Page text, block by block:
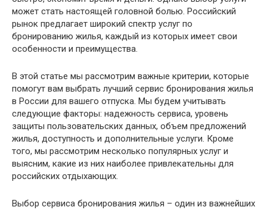
может стать настоящей головной болью. Российский
рынок предлагает широкий спектр услуг по
бронированию жилья, каждый из которых имеет свои
особенности и преимущества.
В этой статье мы рассмотрим важные критерии, которые
помогут вам выбрать лучший сервис бронирования жилья
в России для вашего отпуска. Мы будем учитывать
следующие факторы: надежность сервиса, уровень
защиты пользовательских данных, объем предложений
жилья, доступность и дополнительные услуги. Кроме
того, мы рассмотрим несколько популярных услуг и
выясним, какие из них наиболее привлекательны для
российских отдыхающих.
Выбор сервиса бронирования жилья – один из важнейших